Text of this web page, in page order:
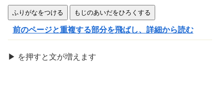
ダー
の読
み上
にで
ふりがなをつける もじのあいだをひろくする
前のページと重複する部分を飛ばし、詳細から読む
▶ を押すと文が増 えます